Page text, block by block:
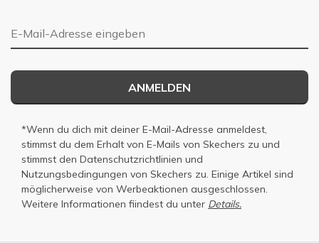
E-Mail-Adresse
ANMELDEN
*Wenn du dich mit deiner E-Mail-Adresse anmeldest,
stimmst du dem Erhalt von E-Mails von Skechers zu und
stimmst den Datenschutzrichtlinien und
Nutzungsbedingungen von Skechers zu. Einige Artikel sind
möglicherweise von Werbeaktionen ausgeschlossen.
Weitere Informationen fiindest du unter Details.